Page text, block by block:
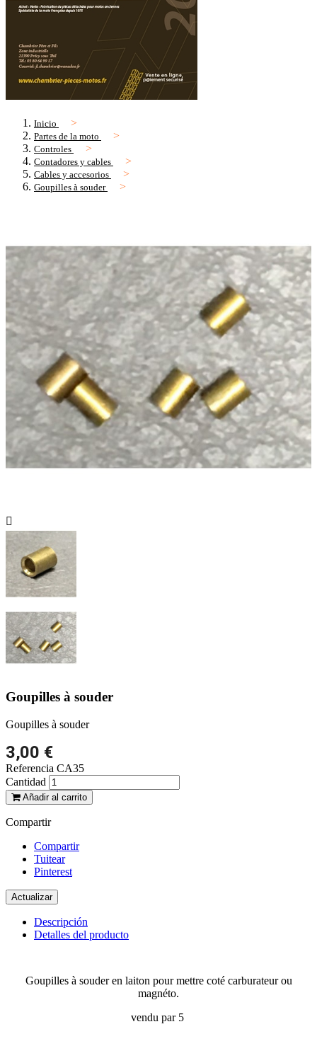
Inicio
Partes de la moto
Controles
Contadores y cables
Cables y accesorios
Goupilles à souder

Goupilles à souder
Goupilles à souder
3,00 €
Referencia CA35
Cantidad
Añadir al carrito
Compartir
Compartir
Tuitear
Pinterest
Descripción
Detalles del producto
Goupilles à souder en laiton pour mettre coté carburateur ou
magnéto.
vendu par 5